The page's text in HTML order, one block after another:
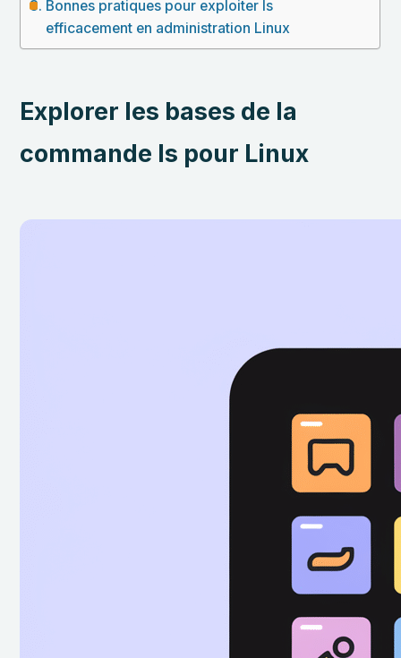
Bonnes pratiques pour exploiter ls
efficacement en administration Linux
Explorer les bases de la
commande ls pour Linux